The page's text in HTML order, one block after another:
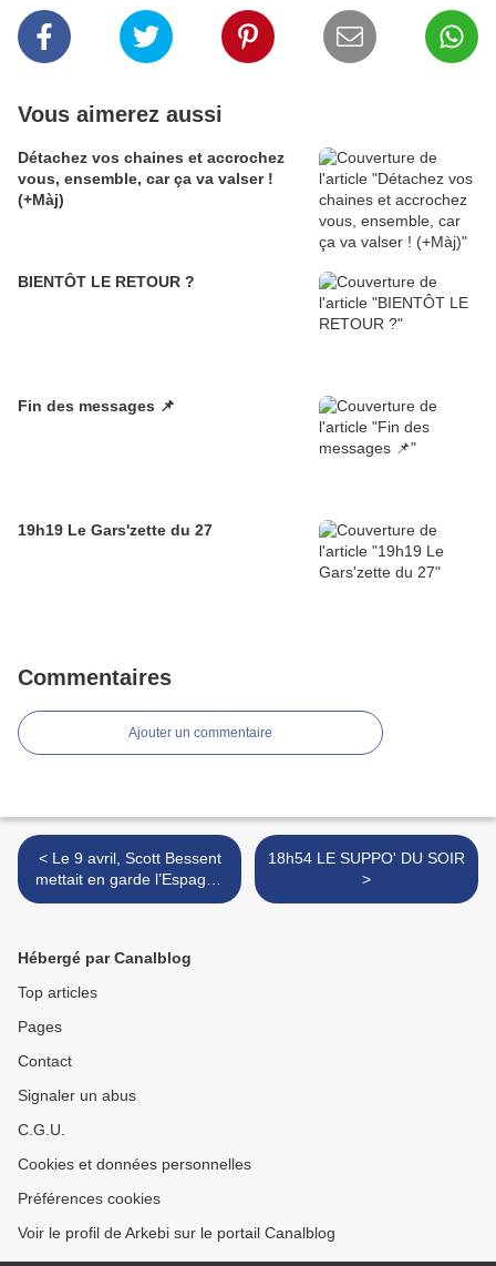
Vous aimerez aussi
Détachez vos chaines et accrochez
vous, ensemble, car ça va valser !
(+Màj)
BIENTÔT LE RETOUR ?
Fin des messages 📌
19h19 Le Gars'zette du 27
Commentaires
Ajouter un commentaire
< Le 9 avril, Scott Bessent
mettait en garde l’Espagne
et le reste du monde contre
trancher la gorge »….
18h54 LE SUPPO' DU SOIR
>
Hébergé par Canalblog
Top articles
Pages
Contact
Signaler un abus
C.G.U.
Cookies et données personnelles
Préférences cookies
Voir le profil de Arkebi sur le portail Canalblog